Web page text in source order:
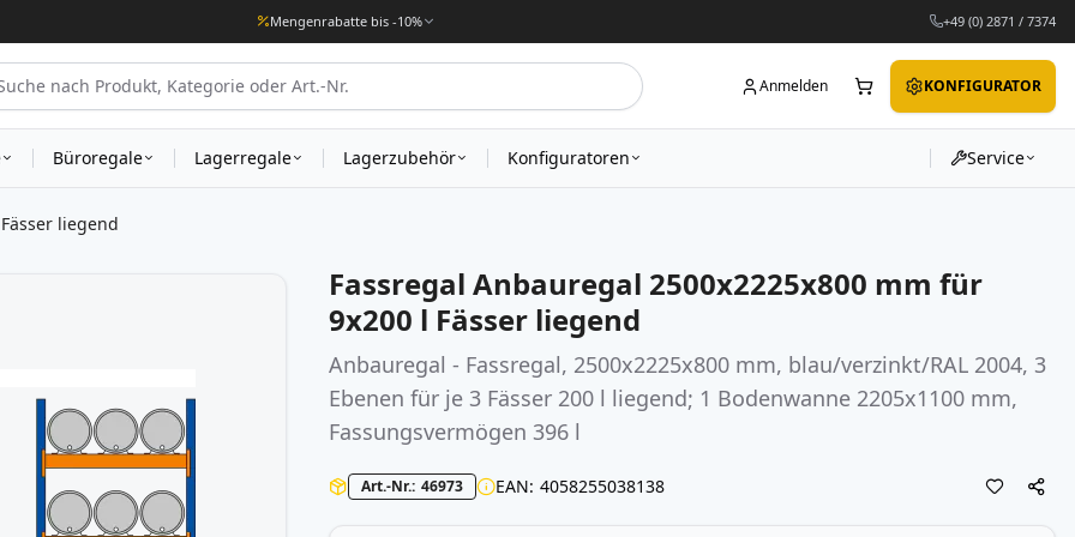
Mengenrabatte bis -10% +49 (0) 2871 / 7374
Anmelden KONFIGURATOR
Büroregale Lagerregale Lagerzubehör Konfiguratoren Service
liegend
Fassregal Anbauregal 2500x2225x800 mm für
9x200 l Fässer liegend
Anbauregal - Fassregal, 2500x2225x800 mm, blau/verzinkt/RAL 2004, 3
Ebenen für je 3 Fässer 200 l liegend; 1 Bodenwanne 2205x1100 mm,
Fassungsvermögen 396 l
Art.-Nr. 46973 EAN 4058255038138